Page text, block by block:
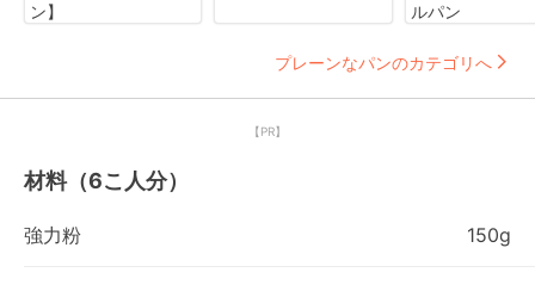
ン】
ルパン
プレーンなパンのカテゴリへ
【PR】
材料（6こ人分）
強力粉 150g